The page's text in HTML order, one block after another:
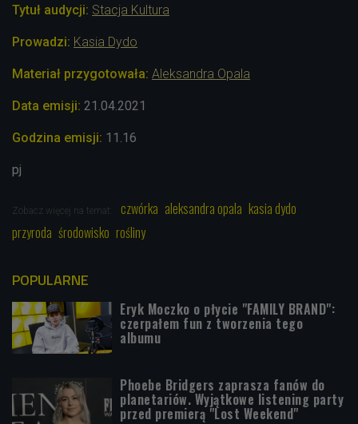
Tytuł audycji: Stacja Kultura
Prowadzi: Kasia Dydo
Materiał przygotowała: Aleksandra Opala
Data emisji: 21.04 .2021
Godzina emisji: 11.16
pj
Zobacz więcej na temat: czwórka aleksandra opala kasia dydo
przyroda środowisko rośliny
POPULARNE
Eryk Moczko o płycie "FAMILY BRAND":
czerpałem fun z tworzenia tego
albumu
Phoebe Bridgers zaprasza fanów do
planetariów. Wyjątkowe listening party
przed premierą "Lost Weekend"